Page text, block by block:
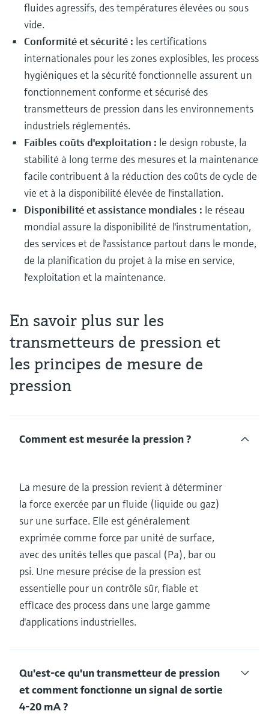
fluides agressifs, des températures élevées ou sous
vide.
Conformité et sécurité : les certifications
internationales pour les zones explosibles, les process
hygiéniques et la sécurité fonctionnelle assurent un
fonctionnement conforme et sécurisé des
transmetteurs de pression dans les environnements
industriels réglementés.
Faibles coûts d'exploitation : le design robuste, la
stabilité à long terme des mesures et la maintenance
facile contribuent à la réduction des coûts de cycle de
vie et à la disponibilité élevée de l'installation.
Disponibilité et assistance mondiales : le réseau
mondial assure la disponibilité de l'instrumentation,
des services et de l'assistance partout dans le monde,
de la planification du projet à la mise en service,
l'exploitation et la maintenance.
En savoir plus sur les
transmetteurs de pression et
les principes de mesure de
pression
Comment est mesurée la pression ?
La mesure de la pression revient à déterminer
la force exercée par un fluide (liquide ou gaz)
sur une surface. Elle est généralement
exprimée comme force par unité de surface,
avec des unités telles que pascal (Pa), bar ou
psi. Une mesure précise de la pression est
essentielle pour un contrôle sûr, fiable et
efficace des process dans une large gamme
d'applications industrielles.
Qu'est-ce qu'un transmetteur de pression
et comment fonctionne un signal de sortie
4-20 mA ?